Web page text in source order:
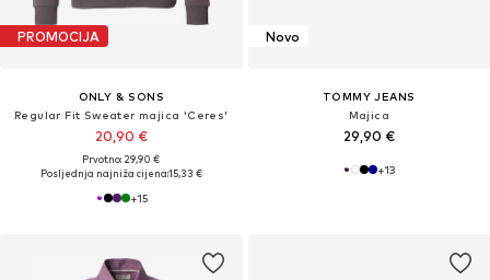
PROMOCIJA
ONLY & SONS
Regular Fit Sweater majica 'Ceres'
20,90 €
Prvotno: 29,90 €
Posljednja najniža cijena:15,33 €
+15
Novo
TOMMY JEANS
Majica
29,90 €
+13